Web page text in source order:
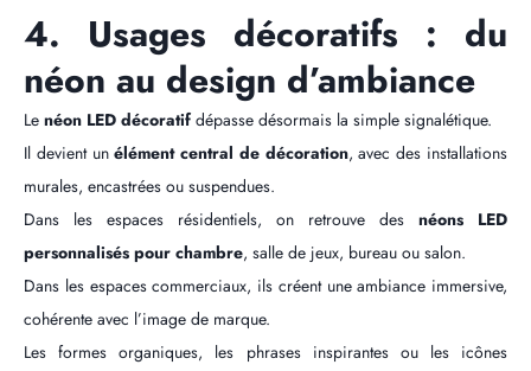
4. Usages décoratifs : du
néon au design d’ambiance
Le néon LED décoratif dépasse désormais la simple signalétique.
Il devient unélément central de décoration, avec des installations
murales, encastrées ou suspendues.
Dans les espaces résidentiels, on retrouve des néons LED
personnalisés pour chambre, salle de jeux, bureau ou salon.
Dans les espaces commerciaux, ils créent une ambiance immersive,
cohérente avec l’image de marque.
Les formes organiques, les phrases inspirantes ou les icônes